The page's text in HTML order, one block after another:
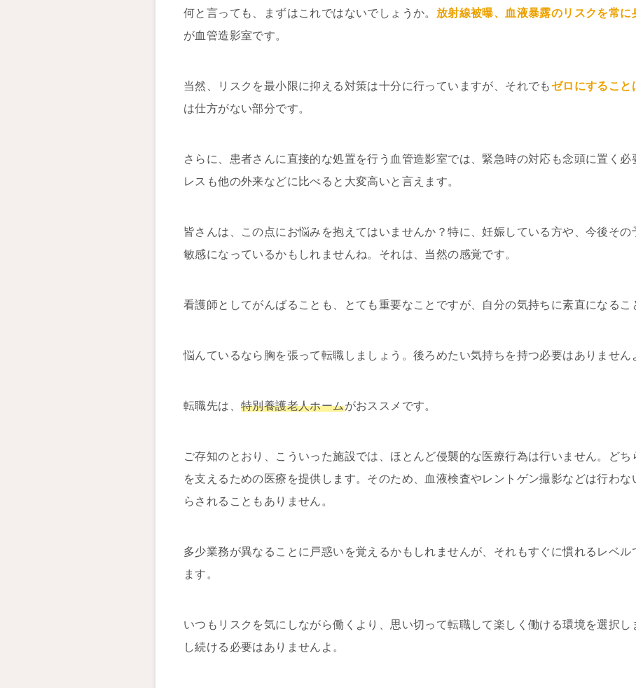
何と言っても、まずはこれではないでしょうか。 放射線被曝、血液暴露のリスクを常に
が血管造影室です。
当然、リスクを最小限に抑える対策は十分に行っていますが、それでもゼロにすること
は仕方がない部分です。
さらに、患者さんに直接的な処置を行う血管造影室では、緊急時の対応も念頭に置く必
レスも他の外来などに比べると大変高いと言えます。
皆さんは、この点にお悩みを抱えてはいませんか？特に、妊娠している方や、今後その
敏感になっているかもしれませんね。それは、当然の感覚です。
看護師としてがんばることも、とても重要なことですが、自分の気持ちに素直になるこ
悩んているなら胸を張って転職しましょう。後ろめたい気持ちを持つ必要はありません
転職先は、 特別養護老人ホームがおススメです。
ご存知のとおり、こういった施設では、ほとんど侵襲的な医療行為は行いません。ど
を支えるための医療を提供します。そのため、血液検査やレントゲン撮影などは行わな
らされることもありません。
多少業務が異なることに戸惑いを覚えるかもしれませんが、それもすぐに慣れるレベル
ます。
いつもリスクを気にしながら働くより、思い切って転職して楽しく働ける環境を選択し
し続ける必要はありませんよ。